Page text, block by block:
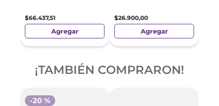
$66.437,51
Agregar
$26.900,00
Agregar
¡TAMBIÉN COMPRARON!
-20 %